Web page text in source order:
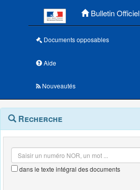
Bulletin Officiel
Documents opposables
Aide
Nouveautés
Navigation
outils
Menu
contextuel
Recherche
dans le texte intégral des documents